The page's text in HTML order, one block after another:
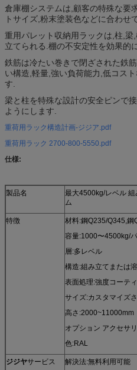
倉庫棚システムは,顧客の特殊な要
トサイズ,粉末塗装色などに合わせ
重用パレット収納用ラックは,柱,
立てられる.棚の不安定性を効果的
鉄筋は冷たい巻きで閉ざされた鉄
い構造,軽量,強い負荷能力,低コス
す.
梁と柱を特殊な設計の安全ピンで
ようにします.
重荷用ラック構造計画-ジジア.pdf
重荷用ラック 2700-800-5550.pdf
仕様:
製品名
最大4500kg/レベル
ム
特徴
材料:鋼Q235/Q345,鋼
容量:1000〜4500kg/
層:多レベル
構造:組み立てまたは
表面処理:強度コーテ
サイズ:カスタマイズ
高さ:2000~11000mm
オプション アクセサ
色:RAL
ジジヤサービス 解決法:無料利用可能